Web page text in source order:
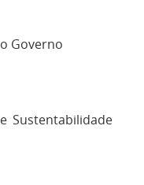
Governo
Sustentabilidade